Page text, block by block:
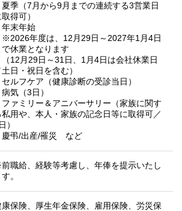
夏季（7月から9月までの連続する3営業日
得可）
年末年始
年度は、12月29日～2027年1月4日
で休業となります
12月29日～31日、1月4日は会社休業日
土日・祝日を含む）
セルフケア（健康診断の受診当日）
病気（3日）
ファミリー＆アニバーサリー（家族に関す
私用や、本人・家族の記念日等に取得可／
）
慶弔/出産/罹災 など
職給、経験等考慮し、年俸を提示いたし
。
康保険、厚生年金保険、雇用保険、労災保